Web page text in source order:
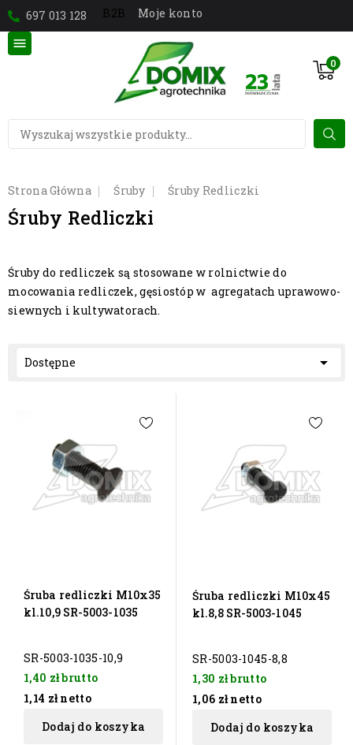
697 013 128 B2B Moje konto
0

Strona Główna Śruby Śruby Redliczki
Śruby Redliczki
Śruby do redliczek są stosowane w rolnictwie do
mocowania redliczek, gęsiostóp w agregatach uprawowo-
siewnych i kultywatorach.
Dostępne 
Śruba redliczki M10x35
kl.10,9 SR-5003-1035
SR-5003-1035-10,9
1,40 złbrutto
1,14 zł netto
Dodaj do koszyka
Śruba redliczki M10x45
kl.8,8 SR-5003-1045
SR-5003-1045-8,8
1,30 złbrutto
1,06 zł netto
Dodaj do koszyka